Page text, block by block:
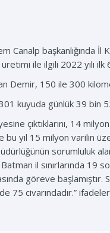
Canalp başkanlığında
ile ilgili 2022 yılı ilk 6
Demir, 150 ile 300
kuyuda günlük 39
çıktıklarını, 14
yıl 15 milyon varilin
sorumluluk
il sınırlarında 19
göreve
75 civarındadır.”